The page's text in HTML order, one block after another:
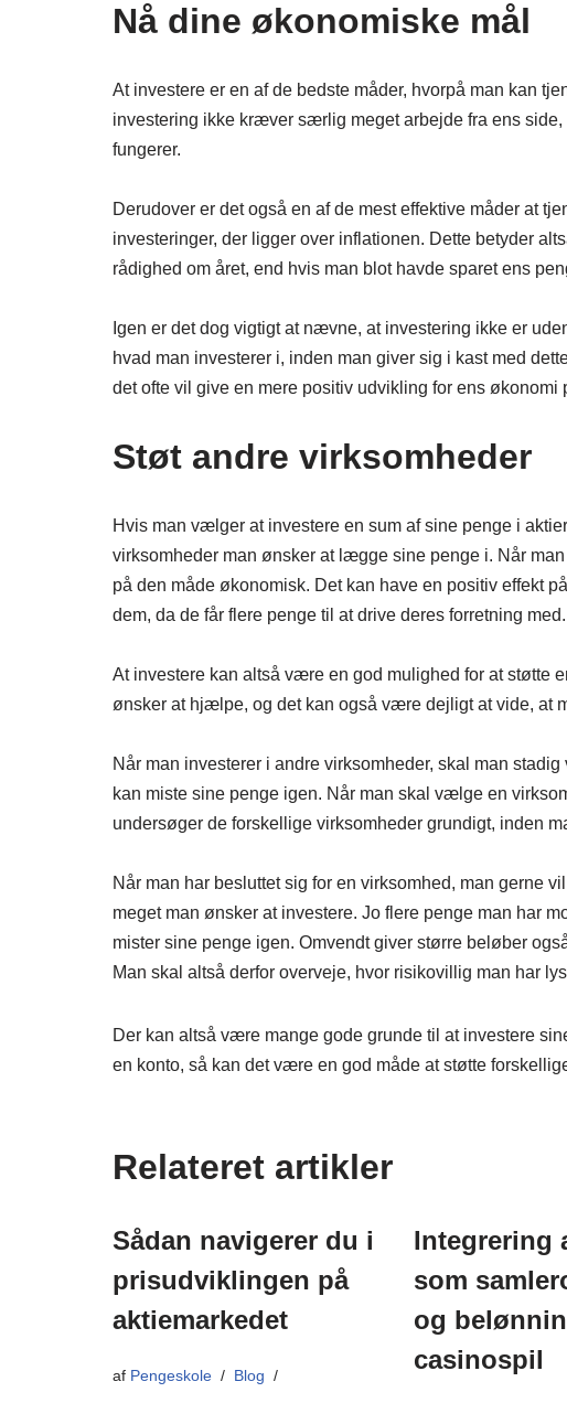
Nå dine økonomiske mål
At investere er en af de bedste måder, hvorpå man kan
investering ikke kræver særlig meget arbejde fra ens
fungerer.
Derudover er det også en af de mest effektive måder at
investeringer, der ligger over inflationen. Dette betyder
rådighed om året, end hvis man blot havde sparet ens
Igen er det dog vigtigt at nævne, at investering ikke er
hvad man investerer i, inden man giver sig i kast med
det ofte vil give en mere positiv udvikling for ens økonomi
Støt andre virksomheder
Hvis man vælger at investere en sum af sine penge i
virksomheder man ønsker at lægge sine penge i. Når
på den måde økonomisk. Det kan have en positiv effekt
dem, da de får flere penge til at drive deres forretning med.
At investere kan altså være en god mulighed for at støtte
ønsker at hjælpe, og det kan også være dejligt at vide, at
Når man investerer i andre virksomheder, skal man
kan miste sine penge igen. Når man skal vælge en
undersøger de forskellige virksomheder grundigt, inden
Når man har besluttet sig for en virksomhed, man gerne
meget man ønsker at investere. Jo flere penge man har
mister sine penge igen. Omvendt giver større beløber
Man skal altså derfor overveje, hvor risikovillig man har
Der kan altså være mange gode grunde til at investere
en konto, så kan det være en god måde at støtte
Relateret artikler
Sådan navigerer du i
prisudviklingen på
aktiemarkedet
af Pengeskole Blog
Integrering
som
og
casinospil